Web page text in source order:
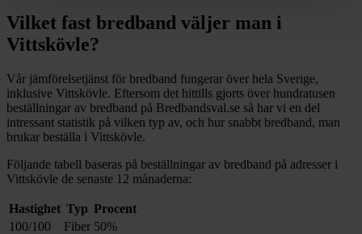
Vilket fast bredband väljer man i
Vittskövle?
Vår jämförelsetjänst för bredband fungerar över hela Sverige,
inklusive Vittskövle. Eftersom det hittills gjorts över hundratusen
beställningar av bredband på Bredbandsval.se så har vi en del
intressant statistik på vilken typ av, och hur snabbt bredband, man
brukar beställa i Vittskövle.
Följande tabell baseras på beställningar av bredband på adresser i
Vittskövle de senaste 12 månaderna:
Hastighet Typ Procent
100/100
Fiber 50%